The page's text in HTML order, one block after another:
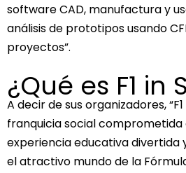
software CAD, manufactura y
análisis de prototipos usando
proyectos”.
¿Qué es F1 in
A decir de sus organizadores,
franquicia social comprometida
experiencia educativa divertida
el atractivo mundo de la Fórmula